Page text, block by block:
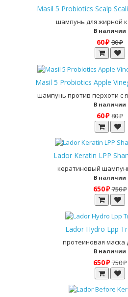
Masil 5 Probiotics Scalp
шампунь для жирной
В наличии
60 ₽ 80 ₽
Masil 5 Probiotics Apple
шампунь против перхоти с
В наличии
60 ₽ 80 ₽
Lador Keratin LPP
кератиновый
В наличии
650 ₽ 750 ₽
Lador Hydro Lpp
протеиновая маска
В наличии
650 ₽ 750 ₽